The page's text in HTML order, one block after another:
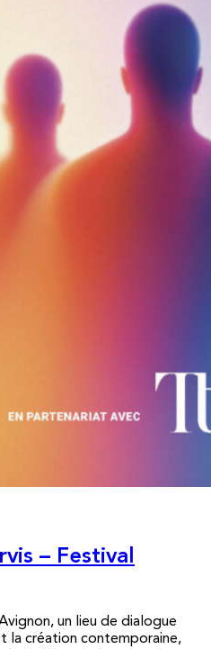
– Festival
un lieu de dialogue
la création contemporaine,